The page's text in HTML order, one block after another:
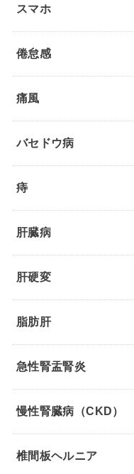
スマホ
倦怠感
痛風
バセドウ病
痔
肝臓病
肝硬変
脂肪肝
急性腎盂腎炎
慢性腎臓病（CKD）
椎間板ヘルニア